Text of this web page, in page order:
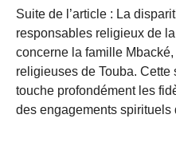
Suite de l’article : La
responsables religieux de
concerne la famille
religieuses de Touba.
touche profondément les
des engagements spirituels